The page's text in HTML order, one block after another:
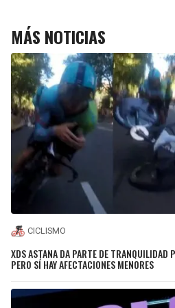
MÁS NOTICIAS
CICLISMO
XDS ASTANA DA PARTE DE TRANQUILIDAD
PERO SÍ HAY AFECTACIONES MENORES